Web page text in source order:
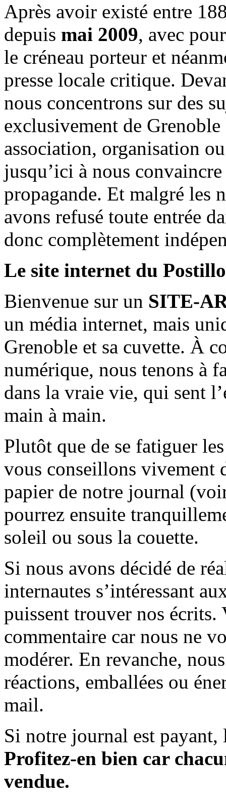
Après avoir existé entre
depuis mai 2009, avec
le créneau porteur et
presse locale critique.
nous concentrons sur des
exclusivement de
association, organisation
jusqu’ici à nous
propagande. Et malgré les
avons refusé toute entrée
donc complètement
Le site internet du
Bienvenue sur un SITE-
un média internet, mais
Grenoble et sa cuvette. À
numérique, nous tenons à
dans la vraie vie, qui sent
main à main.
Plutôt que de se fatiguer
vous conseillons vivement
papier de notre journal
pourrez ensuite
soleil ou sous la couette.
Si nous avons décidé de
internautes s’intéressant
puissent trouver nos écrits.
commentaire car nous ne
modérer. En revanche,
réactions, emballées ou
mail.
Si notre journal est payant,
Profitez-en bien car
vendue.